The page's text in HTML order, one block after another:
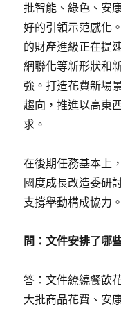
批智能、綠色、安
好的引領示范感化
的財產進級正在提
網聯化等新形狀和
強。打造花費新場
趨向，推進以高東
求。
在後期任務基本上
國度成長改造委研
支撐舉動構成協力。
問：文件安排了哪
答：文件繚繞餐飲
大批商品花費、安